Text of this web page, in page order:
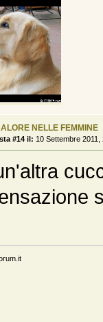
NELLE FEMMINE
#14 il: 10 Settembre 2011,